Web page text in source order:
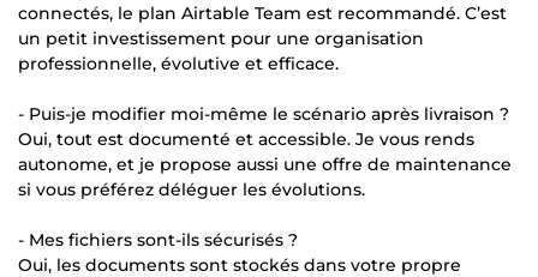
connectés, le plan Airtable Team est recommandé. C’est
un petit investissement pour une organisation
professionnelle, évolutive et efficace.
- Puis-je modifier moi-même le scénario après livraison ?
Oui, tout est documenté et accessible. Je vous rends
autonome, et je propose aussi une offre de maintenance
si vous préférez déléguer les évolutions.
- Mes fichiers sont-ils sécurisés ?
Oui, les documents sont stockés dans votre propre